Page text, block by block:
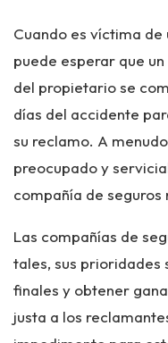
Cuando es víctima de
puede esperar que
del propietario se
días del accidente
su reclamo. A
preocupado y
compañía de seguros
Las compañías de
tales, sus prioridades
finales y obtener
justa a los